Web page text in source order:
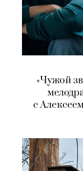
«Чужой
с